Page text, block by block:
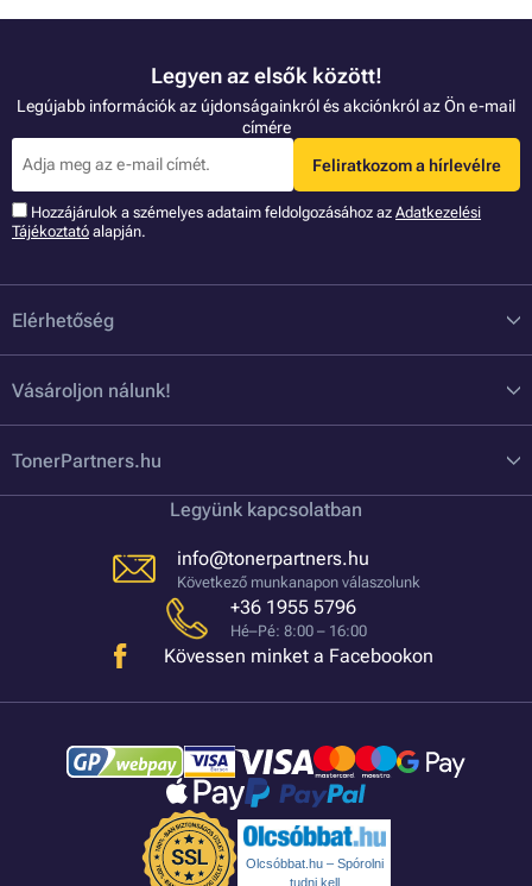
Legyen az elsők között!
Legújabb információk az újdonságainkról és akciónkról az Ön e-mail
címére
Feliratkozom a hírlevélre
Hozzájárulok a szémelyes adataim feldolgozásához az Adatkezelési
Tájékoztató alapján.
Elérhetőség
Vásároljon nálunk!
TonerPartners.hu
Legyünk kapcsolatban
info@tonerpartners.hu
Következő munkanapon válaszolunk
+36 1955 5796
Hé–Pé: 8:00 – 16:00
Kövessen minket a Facebookon
Olcsóbbat.hu – Spórolni
tudni kell